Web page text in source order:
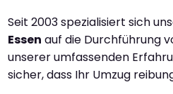
Seit 2003 spezialisiert sich
Essen auf die Durchführung
unserer umfassenden
sicher, dass Ihr Umzug